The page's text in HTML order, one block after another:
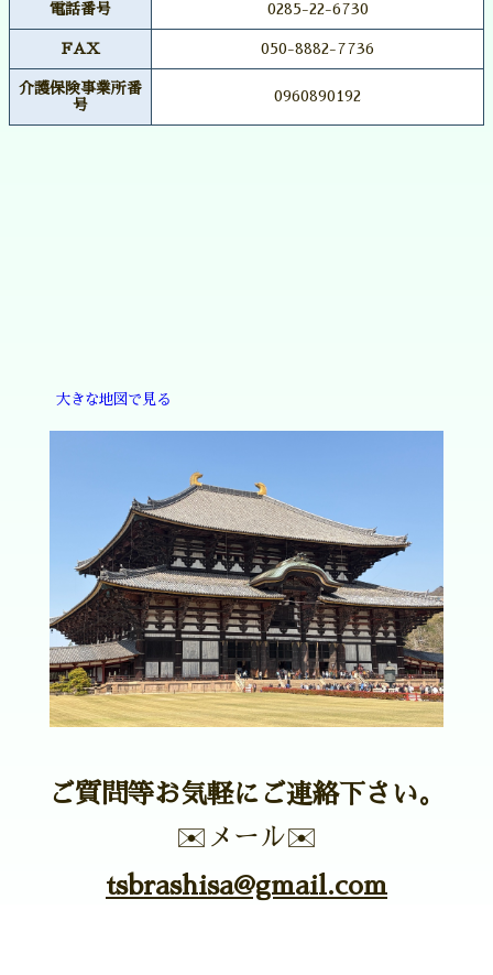
電話番号 0285-22-6730
FAX 050-8882-7736
介護保険事業所番
号
0960890192
大きな地図で見る
ご質問等お気軽にご連絡下さい。
✉️メール✉️
tsbrashisa@gmail.com